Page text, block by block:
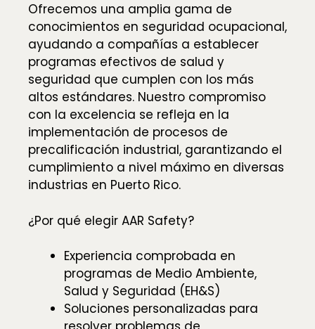
Ofrecemos una amplia gama de
conocimientos en seguridad ocupacional,
ayudando a compañías a establecer
programas efectivos de salud y
seguridad que cumplen con los más
altos estándares. Nuestro compromiso
con la excelencia se refleja en la
implementación de procesos de
precalificación industrial, garantizando el
cumplimiento a nivel máximo en diversas
industrias en Puerto Rico.
¿Por qué elegir AAR Safety?
Experiencia comprobada en
programas de Medio Ambiente,
Salud y Seguridad (EH&S)
Soluciones personalizadas para